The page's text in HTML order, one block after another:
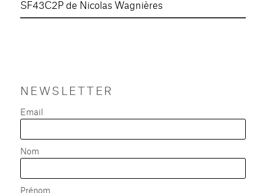
SF43C2P de Nicolas Wagnières
NEWSLETTER
Email
Nom
Prénom